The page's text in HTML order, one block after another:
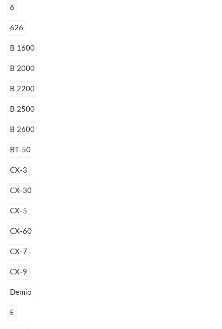
6
626
B 1600
B 2000
B 2200
B 2500
B 2600
BT-50
CX-3
CX-30
CX-5
CX-60
CX-7
CX-9
Demio
E